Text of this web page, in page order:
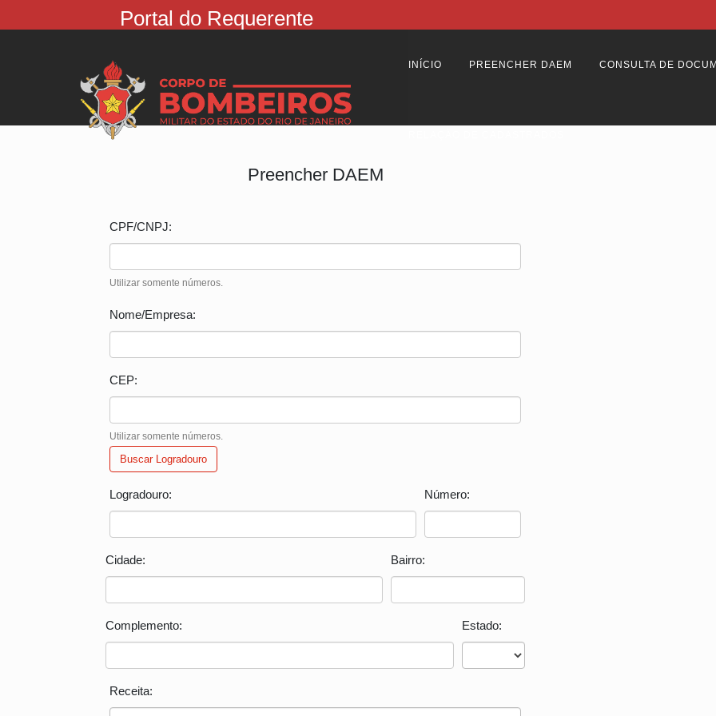
Portal do Requerente
INÍCIO PREENCHER DAEM CONSULTA DE
Preencher DAEM
CPF/CNPJ:
Utilizar somente números.
Nome/Empresa:
CEP:
Utilizar somente números.
Buscar Logradouro
Logradouro: Número:
Cidade: Bairro:
Complemento: Estado:
Receita: